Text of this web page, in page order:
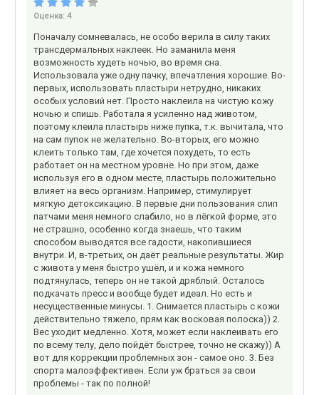
Оценка: 4
Поначалу сомневалась, не особо верила в силу таких
трансдермальных наклеек. Но заманила меня
возможность худеть ночью, во время сна.
Использовала уже одну пачку, впечатления хорошие. Во-
первых, использовать пластыри нетрудно, никаких
особых условий нет. Просто наклеила на чистую кожу
ночью и спишь. Работала я усиленно над животом,
поэтому клеила пластырь ниже пупка, т.к. вычитала, что
на сам пупок не желательно. Во-вторых, его можно
клеить только там, где хочется похудеть, то есть
работает он на местном уровне. Но при этом, даже
используя его в одном месте, пластырь положительно
влияет на весь организм. Например, стимулирует
мягкую детоксикацию. В первые дни пользования слип
патчами меня немного слабило, но в лёгкой форме, это
не страшно, особенно когда знаешь, что таким
способом выводятся все гадости, накопившиеся
внутри. И, в-третьих, он даёт реальные результаты. Жир
с живота у меня быстро ушёл, и и кожа немного
подтянулась, теперь он не такой дряблый. Осталось
подкачать пресс и вообще будет идеал. Но есть и
несущественные минусы. 1. Снимается пластырь с кожи
действительно тяжело, прям как восковая полоска)) 2.
Вес уходит медленно. Хотя, может если наклеивать его
по всему телу, дело пойдёт быстрее, точно не скажу)) А
вот для коррекции проблемных зон - самое оно. 3. Без
спорта малоэффективен. Если уж браться за свои
проблемы - так по полной!